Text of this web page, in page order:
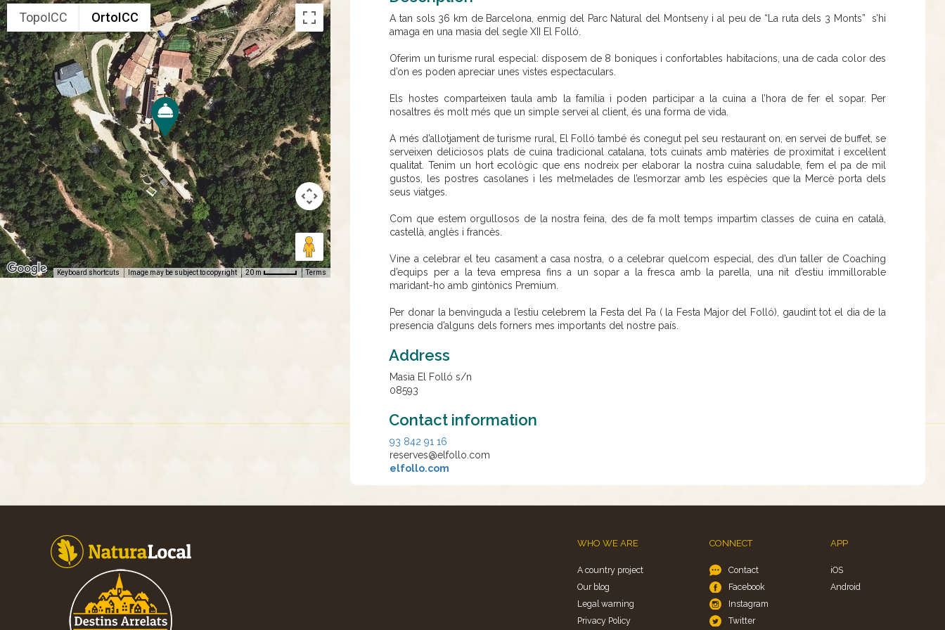
TopoICC OrtoICC
Keyboard shortcuts Image may be subject to copyright 20 m Terms
A tan sols 36 km de Barcelona, enmig del Parc Natural del Montseny i al peu de “La ruta dels 3 Monts” s’hi
amaga en una masia del segle XII El Folló.
Oferim un turisme rural especial: disposem de 8 boniques i confortables habitacions, una de cada color des
d’on es poden apreciar unes vistes espectaculars.
Els hostes comparteixen taula amb la família i poden participar a la cuina a l’hora de fer el sopar. Per
nosaltres és molt més que un simple servei al client, és una forma de vida.
A més d’allotjament de turisme rural, El Folló també és conegut pel seu restaurant on, en servei de buffet, se
serveixen deliciosos plats de cuina tradicional catalana, tots cuinats amb matèries de proximitat i excel·lent
qualitat. Tenim un hort ecològic que ens nodreix per elaborar la nostra cuina saludable, fem el pa de mil
gustos, les postres casolanes i les melmelades de l’esmorzar amb les espècies que la Mercè porta dels
seus viatges.
Com que estem orgullosos de la nostra feina, des de fa molt temps impartim classes de cuina en català,
castellà, anglès i francès.
Vine a celebrar el teu casament a casa nostra, o a celebrar quelcom especial, des d’un taller de Coaching
d’equips per a la teva empresa fins a un sopar a la fresca amb la parella, una nit d’estiu immillorable
maridant-ho amb gintònics Premium.
Per donar la benvinguda a l’estiu celebrem la Festa del Pa ( la Festa Major del Folló), gaudint tot el dia de la
presencia d’alguns dels forners mes importants del nostre país.
Address
Masia El Folló s/n
08593
Contact information
93 842 91 16
reserves@elfollo.com
elfollo.com
WHO WE ARE
A country project
Our blog
Legal warning
Privacy Policy
CONNECT
Contact
Facebook
Instagram
Twitter
APP
iOS
Android